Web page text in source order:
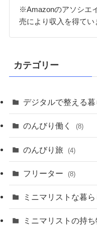
※Amazonのアソシエ
売により収入を得てい
カテゴリー
デジタルで整える暮
のんびり働く (8)
のんびり旅 (4)
フリーター (8)
ミニマリストな暮ら
ミニマリストの持